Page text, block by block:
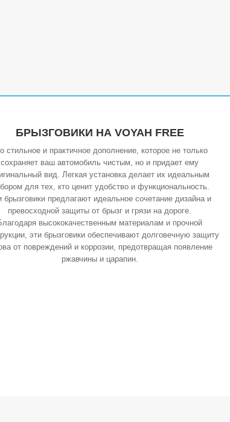
БРЫЗГОВИКИ НА VOYAH FREE
стильное и практичное дополнение, которое не только
сохраняет ваш автомобиль чистым, но и придает ему
вид. Легкая установка делает их идеальным
для тех, кто ценит удобство и функциональность.
брызговики предлагают идеальное сочетание дизайна и
превосходной защиты от брызг и грязи на дороге.
высококачественным материалам и прочной
эти брызговики обеспечивают долговечную защиту
от повреждений и коррозии, предотвращая появление
ржавчины и царапин.